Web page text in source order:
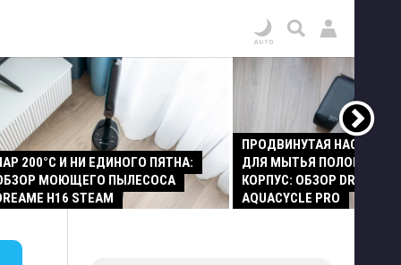
200°C И НИ ЕДИНОГО ПЯТНА:
МОЮЩЕГО ПЫЛЕСОСА
H16 STEAM
ПРОДВИНУТАЯ НАСАДКА
ДЛЯ МЫТЬЯ ПОЛОВ И
КОРПУС: ОБЗОР DREAME
AQUACYCLE PRO